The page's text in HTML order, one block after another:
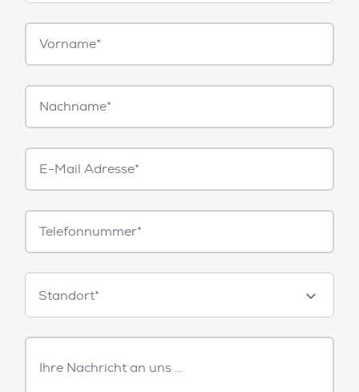
Vorname*
Nachname*
E-
Mail*
Telefonnummer
Standorte
Standort*
Freitext
Nachricht